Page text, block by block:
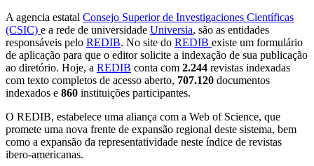
A agencia estatal Consejo Superior de Investigaciones Científicas
(CSIC) e a rede de universidade Universia, são as entidades
responsáveis pelo REDIB. No site do REDIB existe um formulário
de aplicação para que o editor solicite a indexação de sua publicação
ao diretório. Hoje, a REDIB conta com 2.244 revistas indexadas
com texto completos de acesso aberto, 707.120 documentos
indexados e 860 instituições participantes.
O REDIB, estabelece uma aliança com a Web of Science, que
promete uma nova frente de expansão regional deste sistema, bem
como a expansão da representatividade neste índice de revistas
ibero-americanas.